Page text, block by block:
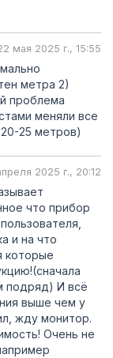
мая 2025 г., 15:55
метра 2)
проблема
меняли все
25 метров)
2025 г., 20:12
что прибор
и на что
которые
подряд) И всё
выше чем у
жду монитор.
Очень не